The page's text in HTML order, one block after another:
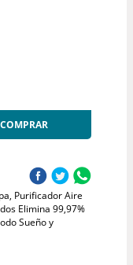
COMPRAR
Purificador Aire
Elimina 99,97%
Sueño y